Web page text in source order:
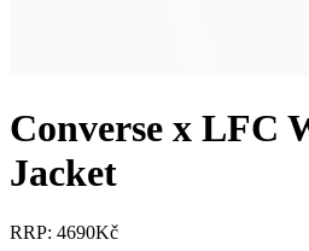
Converse x LFC
Jacket
RRP: 4690Kč